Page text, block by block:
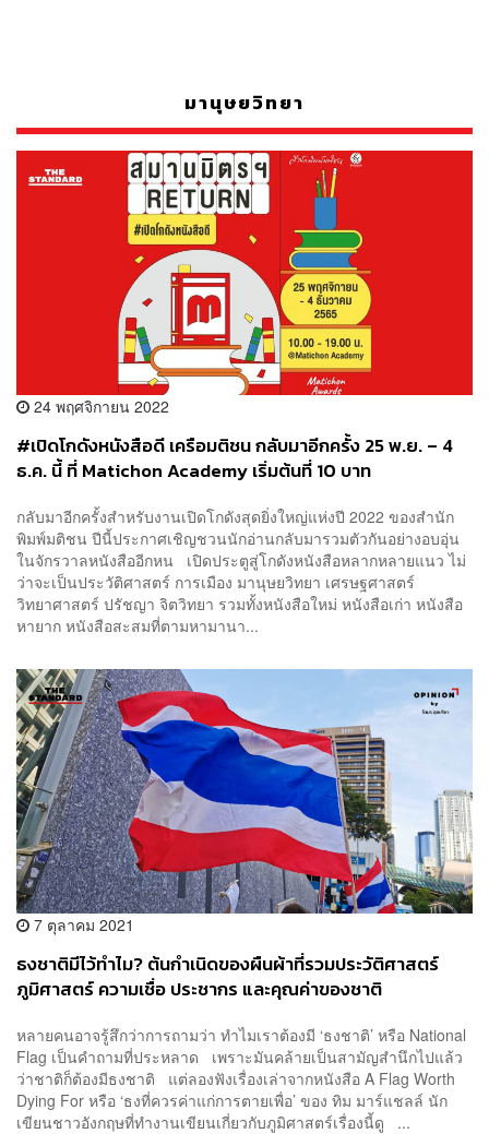
มานุษยวิทยา
24 พฤศจิกายน 2022
#เปิดโกดังหนังสือดี เครือมติชน กลับมาอีกครั้ง 25 พ.ย. – 4
ธ.ค. นี้ ที่ Matichon Academy เริ่มต้นที่ 10 บาท
กลับมาอีกครั้งสำหรับงานเปิดโกดังสุดยิ่งใหญ่แห่งปี 2022 ของสำนัก
พิมพ์มติชน ปีนี้ประกาศเชิญชวนนักอ่านกลับมารวมตัวกันอย่างอบอุ่น
ในจักรวาลหนังสืออีกหน เปิดประตูสู่โกดังหนังสือหลากหลายแนว ไม่
ว่าจะเป็นประวัติศาสตร์ การเมือง มานุษยวิทยา เศรษฐศาสตร์
วิทยาศาสตร์ ปรัชญา จิตวิทยา รวมทั้งหนังสือใหม่ หนังสือเก่า หนังสือ
หายาก หนังสือสะสมที่ตามหามานา...
7 ตุลาคม 2021
ธงชาติมีไว้ทำไม? ต้นกำเนิดของผืนผ้าที่รวมประวัติศาสตร์
ภูมิศาสตร์ ความเชื่อ ประชากร และคุณค่าของชาติ
หลายคนอาจรู้สึกว่าการถามว่า ทำไมเราต้องมี ‘ธงชาติ’ หรือ National
Flag เป็นคำถามที่ประหลาด เพราะมันคล้ายเป็นสามัญสำนึกไปแล้ว
ว่าชาติก็ต้องมีธงชาติ แต่ลองฟังเรื่องเล่าจากหนังสือ A Flag Worth
Dying For หรือ ‘ธงที่ควรค่าแก่การตายเพื่อ’ ของ ทิม มาร์แชลล์ นัก
เขียนชาวอังกฤษที่ทำงานเขียนเกี่ยวกับภูมิศาสตร์เรื่องนี้ดู ...